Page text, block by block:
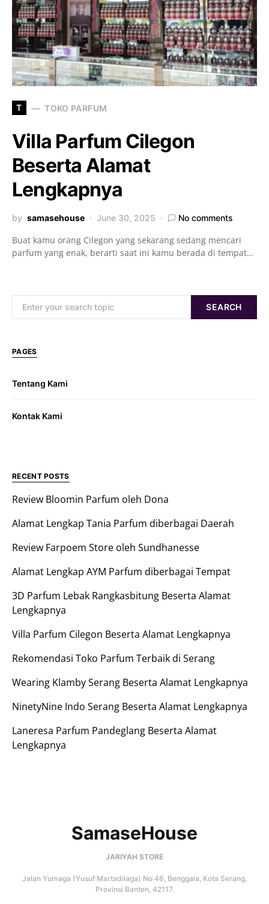
T TOKO PARFUM
Villa Parfum Cilegon
Beserta Alamat
Lengkapnya
by samasehouse June 30, 2025 No comments
Buat kamu orang Cilegon yang sekarang sedang mencari
parfum yang enak, berarti saat ini kamu berada di tempat…
SEARCH
PAGES
Tentang Kami
Kontak Kami
RECENT POSTS
Review Bloomin Parfum oleh Dona
Alamat Lengkap Tania Parfum diberbagai Daerah
Review Farpoem Store oleh Sundhanesse
Alamat Lengkap AYM Parfum diberbagai Tempat
3D Parfum Lebak Rangkasbitung Beserta Alamat
Lengkapnya
Villa Parfum Cilegon Beserta Alamat Lengkapnya
Rekomendasi Toko Parfum Terbaik di Serang
Wearing Klamby Serang Beserta Alamat Lengkapnya
NinetyNine Indo Serang Beserta Alamat Lengkapnya
Laneresa Parfum Pandeglang Beserta Alamat
Lengkapnya
SamaseHouse
JARIYAH STORE
Jalan Yumaga (Yusuf Martadilaga) No 46, Benggala, Kota Serang,
Provinsi Banten, 42117.